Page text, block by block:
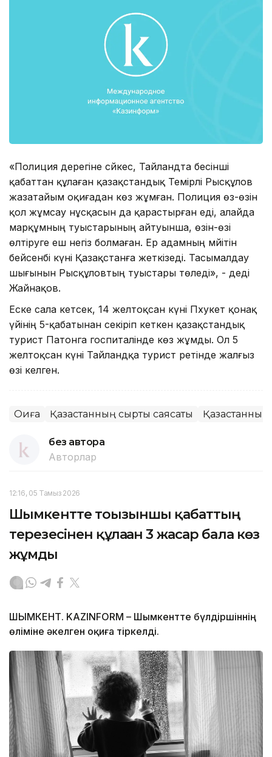
«Полиция дерегіне сәйкес, Тайландта бесінші
қабаттан құлаған қазақстандық Темірәлі Рысқұлов
жазатайым оқиғадан көз жұмған. Полиция өз-өзін
қол жұмсау нұсқасын да қарастырған еді, алайда
марқұмның туыстарының айтуынша, өзін-өзі
өлтіруге еш негіз болмаған. Ер адамның мәйітін
бейсенбі күні Қазақстанға жеткізеді. Тасымалдау
шығынын Рысқұловтың туыстары төледі», - деді
Жайнақов.
Еске сала кетсек, 14 желтоқсан күні Пхукет қонақ
үйінің 5-қабатынан секіріп кеткен қазақстандық
турист Патонга госпиталінде көз жұмды. Ол 5
желтоқсан күні Тайландқа турист ретінде жалғыз
өзі келген.
Оқиға Қазақстанның сыртқы саясаты Қазақстанның
без автора
Авторлар
12:16, 05 Тамыз 2026
Шымкентте тоғызыншы қабаттың
терезесінен құлаған 3 жасар бала көз
жұмды
ШЫМКЕНТ. KAZINFORM – Шымкентте бүлдіршіннің
өліміне әкелген оқиға тіркелді.